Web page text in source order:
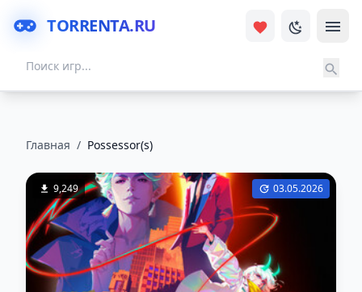
TORRENTA.RU
Главная / Possessor(s)
9,249 03.05.2026